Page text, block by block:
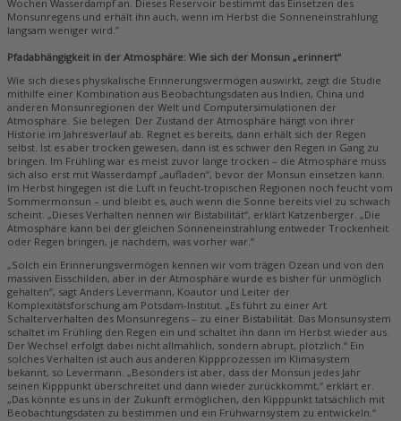
Wochen Wasserdampf an. Dieses Reservoir bestimmt das Einsetzen des
Monsunregens und erhält ihn auch, wenn im Herbst die Sonneneinstrahlung
langsam weniger wird.”
Pfadabhängigkeit in der Atmosphäre: Wie sich der Monsun „erinnert“
Wie sich dieses physikalische Erinnerungsvermögen auswirkt, zeigt die Studie
mithilfe einer Kombination aus Beobachtungsdaten aus Indien, China und
anderen Monsunregionen der Welt und Computersimulationen der
Atmosphäre. Sie belegen: Der Zustand der Atmosphäre hängt von ihrer
Historie im Jahresverlauf ab. Regnet es bereits, dann erhält sich der Regen
selbst. Ist es aber trocken gewesen, dann ist es schwer den Regen in Gang zu
bringen. Im Frühling war es meist zuvor lange trocken – die Atmosphäre muss
sich also erst mit Wasserdampf „aufladen“, bevor der Monsun einsetzen kann.
Im Herbst hingegen ist die Luft in feucht-tropischen Regionen noch feucht vom
Sommermonsun – und bleibt es, auch wenn die Sonne bereits viel zu schwach
scheint. „Dieses Verhalten nennen wir Bistabilität“, erklärt Katzenberger. „Die
Atmosphäre kann bei der gleichen Sonneneinstrahlung entweder Trockenheit
oder Regen bringen, je nachdem, was vorher war.”
„Solch ein Erinnerungsvermögen kennen wir vom trägen Ozean und von den
massiven Eisschilden, aber in der Atmosphäre wurde es bisher für unmöglich
gehalten“, sagt Anders Levermann, Koautor und Leiter der
Komplexitätsforschung am Potsdam-Institut. „Es führt zu einer Art
Schalterverhalten des Monsunregens – zu einer Bistabilität. Das Monsunsystem
schaltet im Frühling den Regen ein und schaltet ihn dann im Herbst wieder aus.
Der Wechsel erfolgt dabei nicht allmählich, sondern abrupt, plötzlich.“ Ein
solches Verhalten ist auch aus anderen Kippprozessen im Klimasystem
bekannt, so Levermann. „Besonders ist aber, dass der Monsun jedes Jahr
seinen Kipppunkt überschreitet und dann wieder zurückkommt,“ erklärt er.
„Das könnte es uns in der Zukunft ermöglichen, den Kipppunkt tatsächlich mit
Beobachtungsdaten zu bestimmen und ein Frühwarnsystem zu entwickeln.“